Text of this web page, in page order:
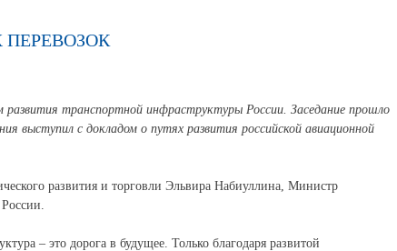
развития транспортной инфраструктуры России. Заседание прошло
выступил с докладом о путях развития российской авиационной
развития и торговли Эльвира Набиуллина, Министр
– это дорога в будущее. Только благодаря развитой